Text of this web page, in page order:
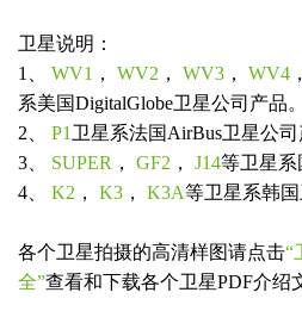
卫星说明：
1、 WV1 ， WV2 ， WV3 ， WV4
系美国DigitalGlobe卫星公司产品。
2、 P1 卫星系法国AirBus卫星公司
3、 SUPER ， GF2 ， J14等卫星系
4、 K2 ， K3 ， K3A等卫星系韩国
各个卫星拍摄的高清样图请点击“
全”查看和下载各个卫星PDF介绍